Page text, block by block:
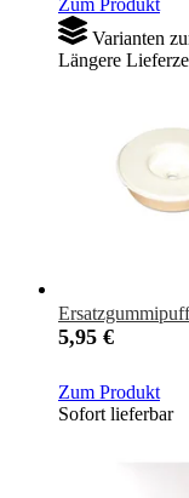
Zum Produkt
Varianten
Längere
5,95 €
Zum Produkt
Sofort lieferbar